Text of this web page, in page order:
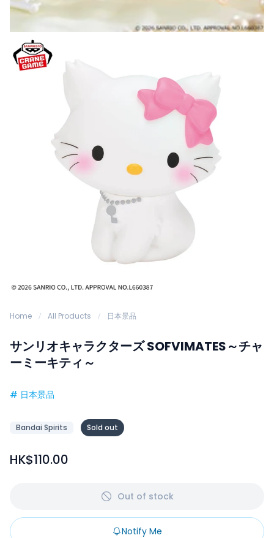
Home All Products 日本景品
サンリオキャラクターズ SOFVIMATES～チャ
ーミーキティ～
# 日本景品
Bandai Spirits Sold out
HK$110.00
Out of stock
Notify Me